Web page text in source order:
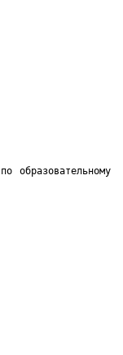
образовательному